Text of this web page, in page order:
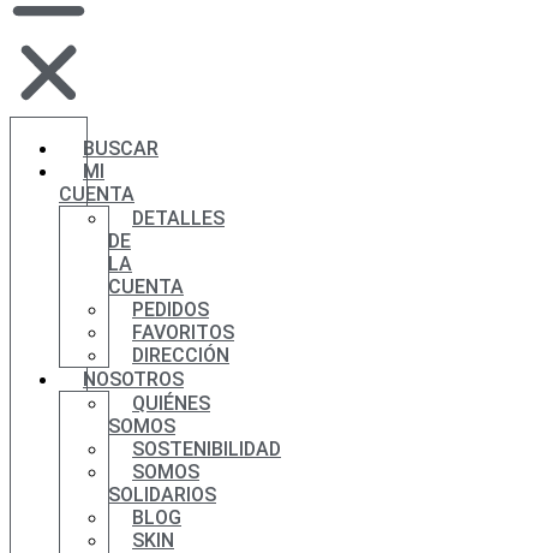
BUSCAR
MI
CUENTA
DETALLES
DE
LA
CUENTA
PEDIDOS
FAVORITOS
DIRECCIÓN
NOSOTROS
QUIÉNES
SOMOS
SOSTENIBILIDAD
SOMOS
SOLIDARIOS
BLOG
SKIN